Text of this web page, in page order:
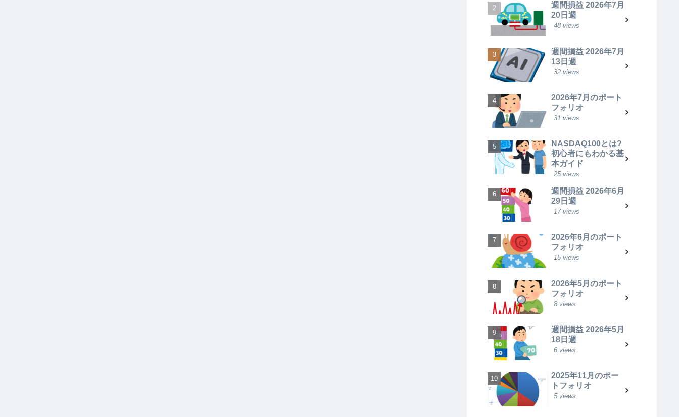
週間損益 2026年7月
20日週
48 views
週間損益 2026年7月
13日週
32 views
2026年7月のポート
フォリオ
31 views
NASDAQ100とは?
初心者にもわかる基
本ガイド
25 views
週間損益 2026年6月
29日週
17 views
2026年6月のポート
フォリオ
15 views
2026年5月のポート
フォリオ
8 views
週間損益 2026年5月
18日週
6 views
2025年11月のポー
トフォリオ
5 views